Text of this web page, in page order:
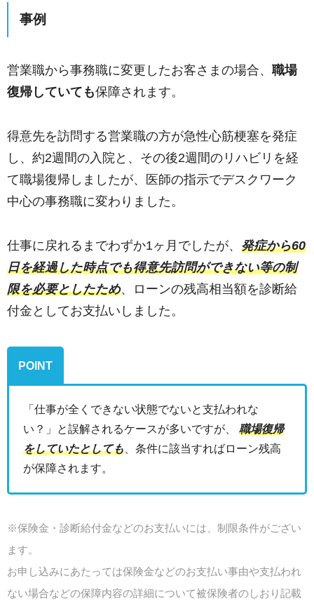
事例
営業職から事務職に変更したお客さまの場合、 職場
復帰していても保障されます。
得意先を訪問する営業職の方が急性心筋梗塞を発症
し、約2週間の入院と、その後2週間のリハビリを経
て職場復帰しましたが、医師の指示でデスクワーク
中心の事務職に変わりました。
仕事に戻れるまでわずか1ヶ月でしたが、 発症から60
日を経過した時点でも得意先訪問ができない等の制
限を必要としたため、ローンの残高相当額を診断給
付金としてお支払いしました。
POINT
「仕事が全くできない状態でないと支払われな
い？」と誤解されるケースが多いですが、 職場復帰
をしていたとしても 、条件に該当すればローン残高
が保障されます。
※保険金・診断給付金などのお支払いには、制限条件がござい
ます。
お申し込みにあたっては保険金などのお支払い事由や支払われ
ない場合などの保障内容の詳細について被保険者のしおり記載